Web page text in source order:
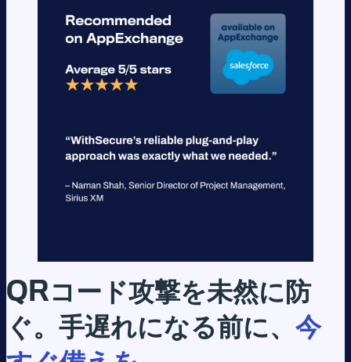
QRコード攻撃を未然に防
ぐ。手遅れになる前に、 今